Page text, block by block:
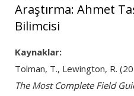
Araştırma: Ahmet
Bilimcisi
Kaynaklar:
Tolman, T., Lewington, R.
The Most Complete Field